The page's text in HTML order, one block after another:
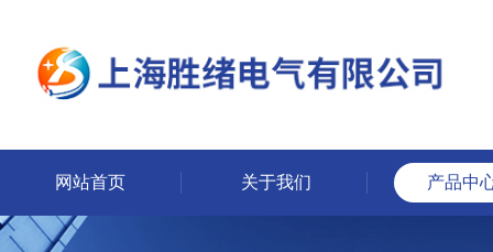
网站首页 关于我们 产品中